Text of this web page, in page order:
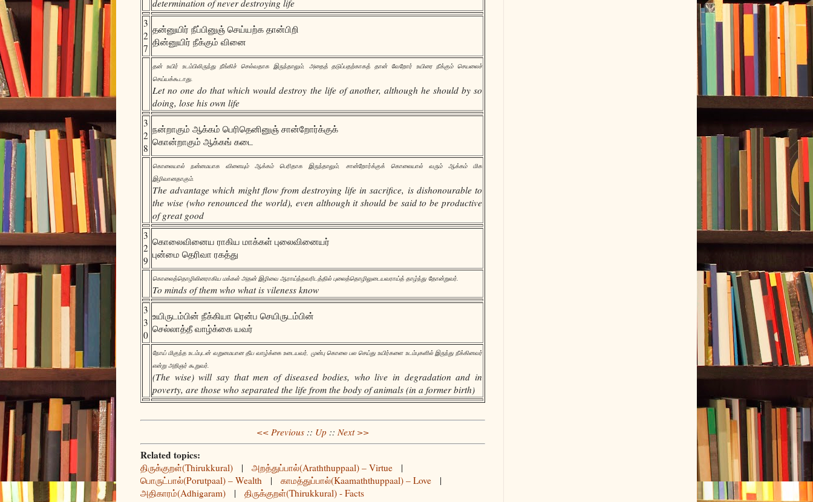
determination of never destroying life
3
2
7
தன்னுயிர் நீப்பினுஞ் செய்யற்க தான்பிறி
தின்னுயிர் நீக்கும் வினை
தன் உயிர் உடம்பிலிருந்து நீங்கிச் செல்வதாக இருந்தாலும், அதைத் தடுப்பதற்காகத் தான் வேறோர் உயிரை நீக்கும் செயலைச்
செய்யக்கூடாது.
Let no one do that which would destroy the life of another, although he should by so
doing, lose his own life
3
2
8
நன்றாகும் ஆக்கம் பெரிதெனினுஞ் சான்றோர்க்குக்
கொன்றாகும் ஆக்கங் கடை
கொலையால் நன்மையாக விளையும் ஆக்கம் பெரிதாக இருந்தாலும், சான்றோர்க்குக் கொலையால் வரும் ஆக்கம் மிக
இழிவானதாகும்.
The advantage which might flow from destroying life in sacrifice, is dishonourable to
the wise (who renounced the world), even although it should be said to be productive
of great good
3
2
9
கொலைவினைய ராகிய மாக்கள் புலைவினையர்
புன்மை தெரிவா ரகத்து
கொலைத்தொழிலினராகிய மக்கள் அதன் இழிவை ஆராய்ந்தவரிடத்தில் புலைத்தொழிலுடையவராய்த் தாழ்ந்து தோன்றுவர்.
To minds of them who what is vileness know
3
3
0
உயிருடம்பின் நீக்கியா ரென்ப செயிருடம்பின்
செல்லாத்தீ வாழ்க்கை யவர்
நோய் மிகுந்த உடம்புடன் வறுமையான தீய வாழ்க்கை உடையவர், முன்பு கொலை பல செய்து உயிர்களை உடம்புகளில் இருந்து நீக்கினவர்
என்று அறிஞர் கூறுவர்.
(The wise) will say that men of diseased bodies, who live in degradation and in
poverty, are those who separated the life from the body of animals (in a former birth)
<< Previous :: Up :: Next >>
Related topics:
திருக்குறள்(Thirukkural) | அறத்துப்பால்(Araththuppaal) – Virtue |
பொருட்பால்(Porutpaal) – Wealth | காமத்துப்பால்(Kaamaththuppaal) – Love |
அதிகாரம்(Adhigaram) | திருக்குறள்(Thirukkural) - Facts